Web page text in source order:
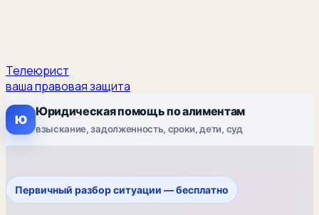
Телеюрист
ваша правовая защита
Ю
Юридическая помощь по алиментам
взыскание, задолженность, сроки, дети, суд
Первичный разбор ситуации — бесплатно